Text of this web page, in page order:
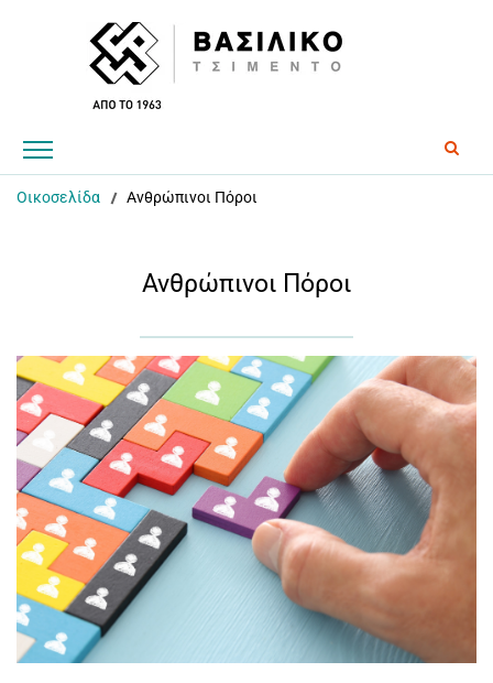
Οικοσελίδα Ανθρώπινοι Πόροι
Ανθρώπινοι Πόροι